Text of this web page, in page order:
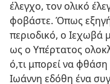
έλεγχο, τον ολικό
φοβάστε. Όπως
περιοδικό, ο Ιεχωβά
ως ο Υπέρτατος
ό,τι μπορεί να
Ιωάννη εδόθη ένα